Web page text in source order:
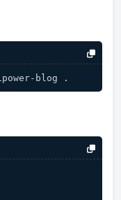
blog .